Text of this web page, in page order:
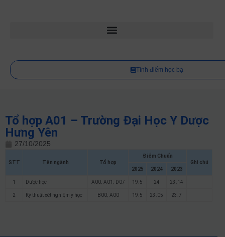
Tính điểm học bạ
Tổ hợp A01 – Trường Đại Học Y Dược
Hưng Yên
27/10/2025
STT Tên ngành Tổ hợp
Điểm Chuẩn
Ghi chú
2025
2024 2023
1 Dược học A00; A01; D07 19.5 24 23.14
2 Kỹ thuật xét nghiệm y học B00; A00 19.5 23.05 23.7